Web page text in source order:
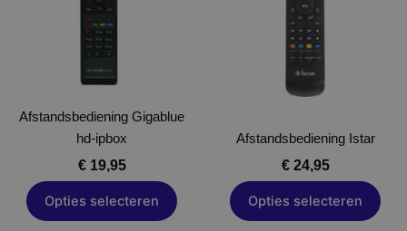
Afstandsbediening Gigablue
hd-ipbox
€19,95
Opties selecteren
variaties.
Deze
optie
kan
worden
op
de
productpagina
Afstandsbediening Istar
€24,95
Opties selecteren
variaties.
Deze
optie
kan
gekozen
op
de
productpagina